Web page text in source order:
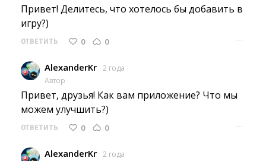
Привет! Делитесь, что хотелось бы добавить в
игру?)
ОТВЕТИТЬ 0 0 ···
AlexanderKr 2 года
Автор
Привет, друзья! Как вам приложение? Что мы
можем улучшить?)
ОТВЕТИТЬ 0 0 ···
AlexanderKr 2 года